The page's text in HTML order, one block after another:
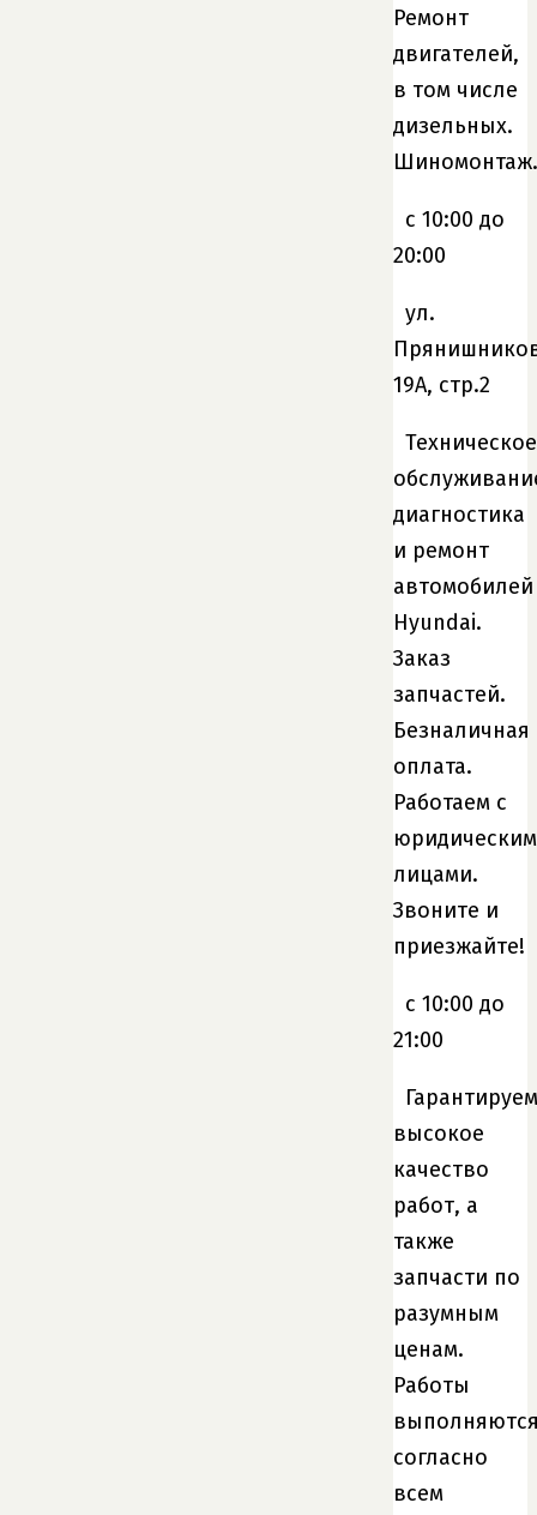
Ремонт
двигателей,
в том числе
дизельных.
Шиномонтаж.
c 10:00 до
20:00
ул.
19А, стр.2
Техническое
диагностика
и ремонт
автомобилей
Hyundai.
Заказ
запчастей.
Безналичная
оплата.
Работаем с
лицами.
Звоните и
приезжайте!
c 10:00 до
21:00
Гарантируем
высокое
качество
работ, а
также
запчасти по
разумным
ценам.
Работы
согласно
всем